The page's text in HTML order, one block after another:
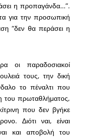
η προπαγάνδα…”.
για την προσωπική
“δεν θα περάσει η
οι παραδοσιακοί
τους, την δική
το πέναλτι που
του πρωταθλήματος,
που δεν βγήκε
Διότι ναι, είναι
και αποβολή του